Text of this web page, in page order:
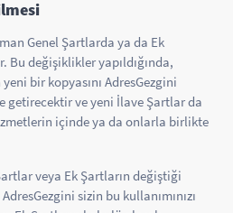
Genel Şartlarda ya da Ek
değişiklikler yapıldığında,
bir kopyasını AdresGezgini
getirecektir ve yeni İlave Şartlar da
içinde ya da onlarla birlikte
veya Ek Şartların değiştiği
sizin bu kullanımınızı